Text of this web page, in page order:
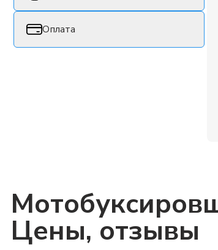
Оплата
Цены, отзывы